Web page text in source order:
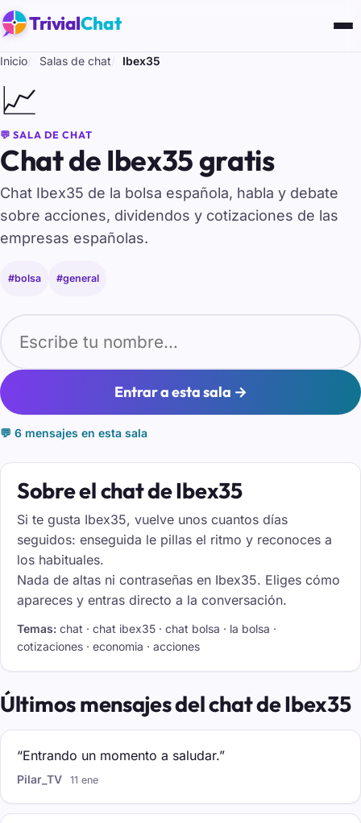
TrivialChat
Inicio Salas de chat Ibex35
📈
💬 SALA DE CHAT
Chat de Ibex35 gratis
Chat Ibex35 de la bolsa española, habla y debate
sobre acciones, dividendos y cotizaciones de las
empresas españolas.
#bolsa #general
Entrar a esta sala →
💬 6 mensajes en esta sala
Sobre el chat de Ibex35
Si te gusta Ibex35, vuelve unos cuantos días
seguidos: enseguida le pillas el ritmo y reconoces a
los habituales.
Nada de altas ni contraseñas en Ibex35. Eliges cómo
apareces y entras directo a la conversación.
Temas: chat · chat ibex35 · chat bolsa · la bolsa ·
cotizaciones · economia · acciones
Últimos mensajes del chat de Ibex35
“Entrando un momento a saludar.”
Pilar_TV 11 ene